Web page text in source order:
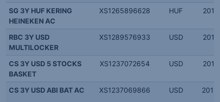
SG 3Y HUF KERING
HEINEKEN AC
XS1265896628 HUF
RBC 3Y USD
MULTILOCKER
XS1289576933 USD
CS 3Y USD 5 STOCKS
BASKET
XS1237072654 USD
CS 3Y USD ABI BAT AC XS1237069866 USD